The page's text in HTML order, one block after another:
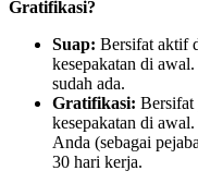
Gratifikasi?
Suap: Bersifat aktif
kesepakatan di
sudah ada.
Gratifikasi: Bersifat
kesepakatan di
Anda (sebagai
30 hari kerja.